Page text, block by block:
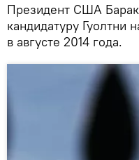
Президент США
кандидатуру Гуолтни
в августе 2014 года.